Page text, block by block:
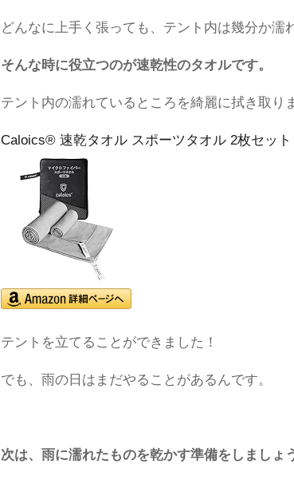
どんなに上手く張っても、テント内は幾分か濡
そんな時に役立つのが速乾性のタオルです。
テント内の濡れているところを綺麗に拭き取り
Caloics® 速乾タオル スポーツタオル 2枚セット
テントを立てることができました！
でも、雨の日はまだやることがあるんです。
次は、雨に濡れたものを乾かす準備をしましょ